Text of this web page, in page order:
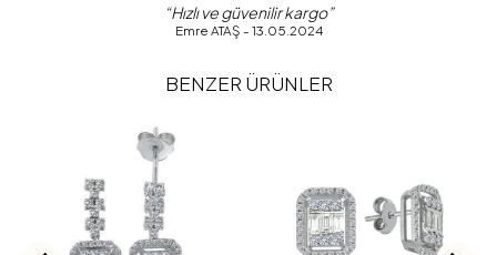
“Hızlı ve güvenilir kargo”
Emre ATAŞ - 13.05.2024
BENZER ÜRÜNLER